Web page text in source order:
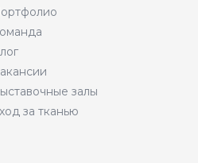
залы
за тканью